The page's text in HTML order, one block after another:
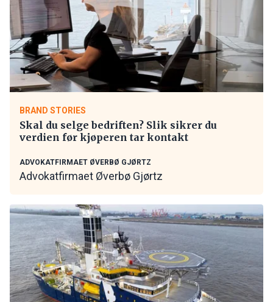
BRAND STORIES
Skal du selge bedriften? Slik sikrer du
verdien før kjøperen tar kontakt
ADVOKATFIRMAET ØVERBØ GJØRTZ
Advokatfirmaet Øverbø Gjørtz